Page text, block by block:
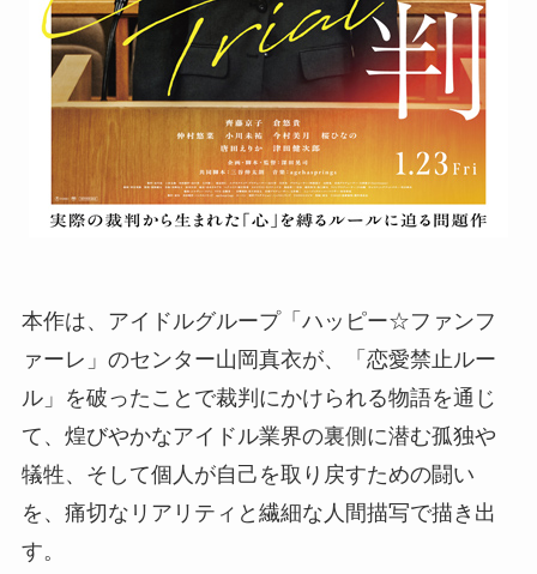
本作は、アイドルグループ「ハッピー☆ファンフ
ァーレ」のセンター山岡真衣が、「恋愛禁止ルー
ル」を破ったことで裁判にかけられる物語を通じ
て、煌びやかなアイドル業界の裏側に潜む孤独や
犠牲、そして個人が自己を取り戻すための闘い
を、痛切なリアリティと繊細な人間描写で描き出
す。